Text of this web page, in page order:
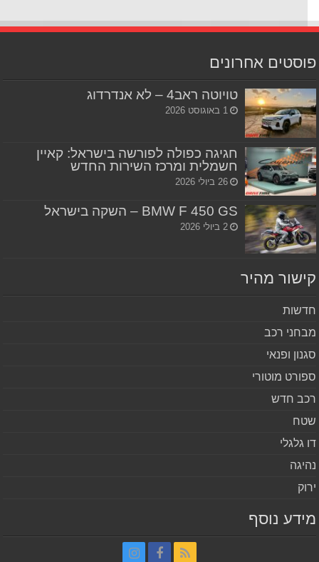
אחרונים
טויוטה ראב4 – לא אנדרדוג
1 באוגוסט 2026
חגיגה כפולה לפורשה בישראל: קאיין
חשמלית ומרכז השירות החדש
26 ביולי 2026
BMW F 450 GS – השקה בישראל
2 ביולי 2026
מהיר
רכב
ופנאי
מוטורי
חדש
גלגלי
נוסף